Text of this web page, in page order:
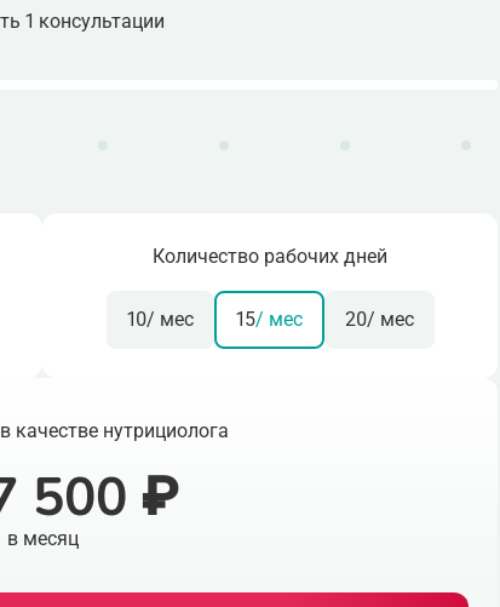
1 консультации
Количество рабочих дней
10/ мес 15/ мес 20/ мес
качестве нутрициолога
500 ₽
в месяц